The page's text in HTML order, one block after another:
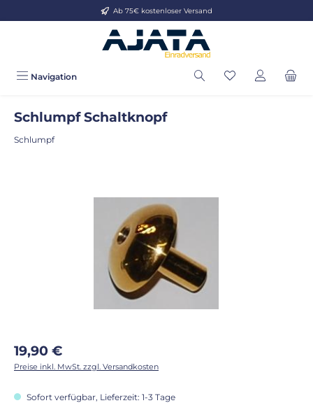
Zum Hauptinhalt springenAb 75€ kostenloser Versand
Navigation
Schlumpf Schaltknopf
Schlumpf
Regulärer Preis:
19,90 €
Preise inkl. MwSt. zzgl. Versandkosten
Sofort verfügbar, Lieferzeit: 1-3 Tage